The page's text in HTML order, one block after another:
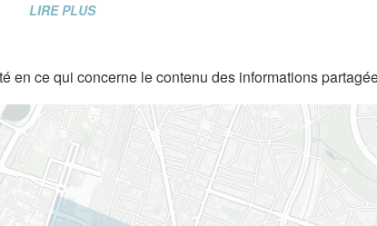
LIRE PLUS
ce qui concerne le contenu des informations